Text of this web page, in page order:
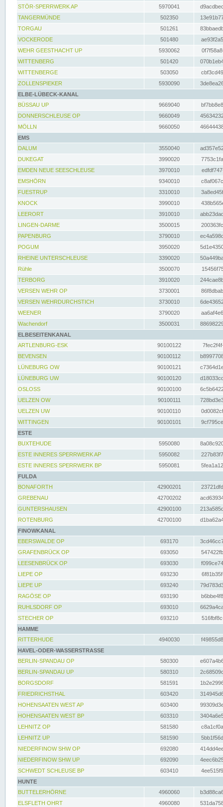
STÖR-SPERRWERK AP 5970041
TANGERMÜNDE
502350
TORGAU
501261
VOCKERODE
501480
WEHR GEESTHACHT UP
5930062
WITTENBERG
501420
WITTENBERGE
503050
ZOLLENSPIEKER
5930090
ELBE-LÜBECK-KANAL
BÜSSAU UP
9669040
DONNERSCHLEUSE OP
9660049
MÖLLN
9660050
EMS
DALUM
3550040
DUKEGAT
3990020
EMDEN NEUE SEESCHLEUSE
3970010
EMSHÖRN
9340010
FUESTRUP
3310010
KNOCK
3990010
LEERORT
3910010
LINGEN-DARME
3500015
PAPENBURG
3790010
POGUM
3950020
RHEINE UNTERSCHLEUSE
3390020
Rühle
3500070
TERBORG
3910020
VERSEN WEHR OP
3730001
VERSEN WEHRDURCHSTICH
3730010
WEENER
3790020
Wachendorf
3500031
ELBESEITENKANAL
ARTLENBURG-ESK
90100122
BEVENSEN
90100112
LÜNEBURG OW
90100121
LÜNEBURG UW
90100120
OSLOSS
90100100
UELZEN OW
90100111
UELZEN UW
90100110
WITTINGEN
90100101
ESTE
BUXTEHUDE
5950080
ESTE INNERES SPERRWERK AP
5950082
ESTE INNERES SPERRWERK BP
5950081
FULDA
BONAFORTH
42900201
GREBENAU
42700202
GUNTERSHAUSEN
42900100
ROTENBURG
42700100
FINOWKANAL
EBERSWALDE OP
693170
GRAFENBRÜCK OP
693050
LEESENBRÜCK OP
693030
LIEPE OP
693230
LIEPE UP
693240
RAGÖSE OP
693190
RUHLSDORF OP
693010
STECHER OP
693210
HAMME
RITTERHUDE
4940030
HAVEL-ODER-WASSERSTRASSE
BERLIN-SPANDAU OP
580300
BERLIN-SPANDAU UP
580310
BORGSDORF
581591
FRIEDRICHSTHAL
603420
HOHENSAATEN WEST AP
603400
HOHENSAATEN WEST BP
603310
LEHNITZ OP
581580
LEHNITZ UP
581590
NIEDERFINOW SHW OP
692080
NIEDERFINOW SHW UP
692090
SCHWEDT SCHLEUSE BP
603410
HUNTE
BUTTELERHÖRNE
4960060
ELSFLETH OHRT
4960080